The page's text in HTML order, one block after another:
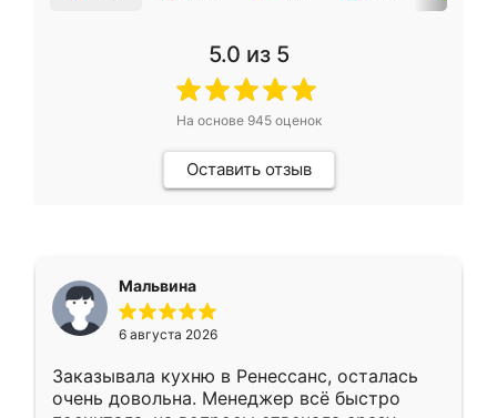
5.0 из 5
На основе 945оценок
Оставить отзыв
Мальвина
6 августа 2026
Заказывала кухню в Ренессанс, осталась
очень довольна. Менеджер всё быстро